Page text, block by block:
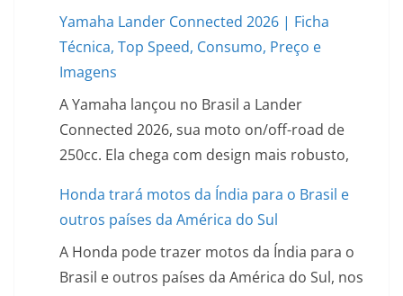
Yamaha Lander Connected 2026 | Ficha
Técnica, Top Speed, Consumo, Preço e
Imagens
A Yamaha lançou no Brasil a Lander
Connected 2026, sua moto on/off-road de
250cc. Ela chega com design mais robusto,
Honda trará motos da Índia para o Brasil e
outros países da América do Sul
A Honda pode trazer motos da Índia para o
Brasil e outros países da América do Sul, nos